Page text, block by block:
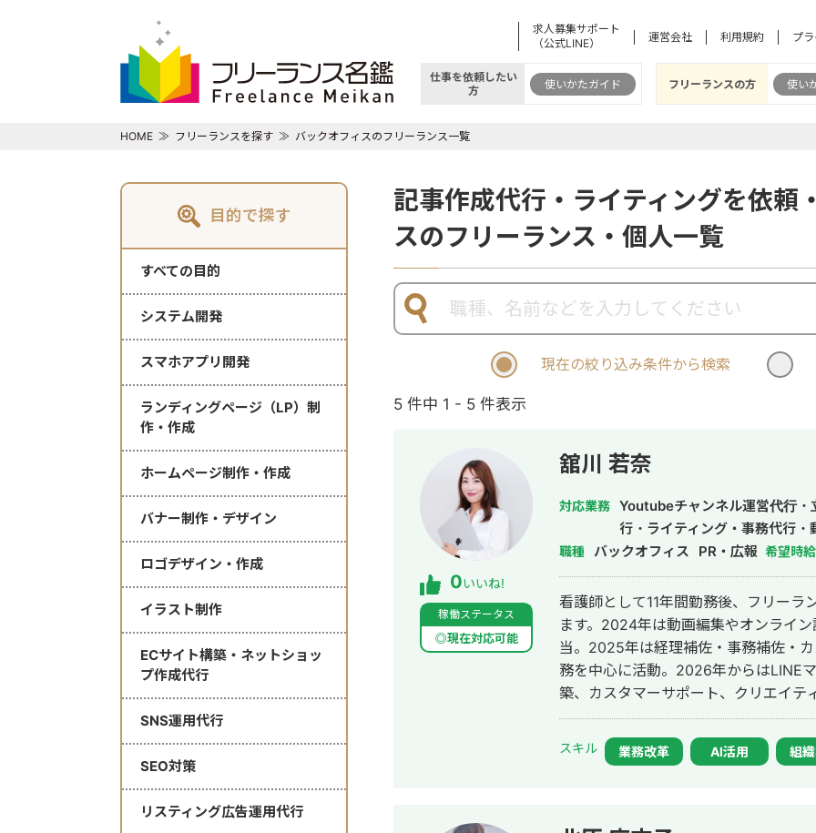
求人募集サポート
（公式LINE）
運営会社 利用規約 プ
仕事を依頼したい
方
使いかたガイド フリーランスの方 使い
HOME フリーランスを探す バックオフィスのフリーランス一覧
目的で探す
すべての目的
システム開発
スマホアプリ開発
ランディングページ（LP）制
作・作成
ホームページ制作・作成
バナー制作・デザイン
ロゴデザイン・作成
イラスト制作
ECサイト構築・ネットショッ
プ作成代行
SNS運用代行
SEO対策
リスティング広告運用代行
記事作成代行・ライティングを依頼
スのフリーランス・個人一覧
現在の絞り込み条件から検索
5 件中 1 - 5 件表示
0いいね!
稼働ステータス
◎現在対応可能
舘川 若奈
対応業務 Youtubeチャンネル運営代行・
行・ライティング・事務代行
職種 バックオフィス PR・広報 希望時
看護師として11年間勤務後、フリーラ
ます。2024年は動画編集やオンライ
当。2025年は経理補佐・事務補佐・
務を中心に活動。2026年からはLINE
築、カスタマーサポート、クリエイテ
担当しています。
スキル 業務改革 AI活用 組